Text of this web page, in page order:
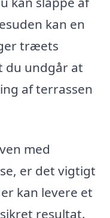
kan en
træets
du undgår at
af terrassen
med
er det vigtigt
kan levere et
resultat.